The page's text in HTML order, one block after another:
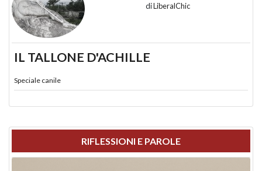
diLiberalChic
IL TALLONE D'ACHILLE
Speciale canile
RIFLESSIONI E PAROLE